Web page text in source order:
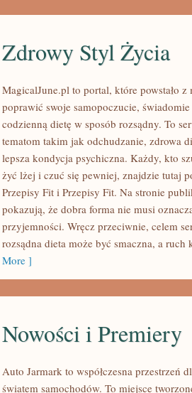
Zdrowy Styl Życia
MagicalJune.pl to portal, które powstało
poprawić swoje samopoczucie,
codzienną dietę w sposób rozsądny. To
tematom takim jak odchudzanie, zdrowa
lepsza kondycja psychiczna. Każdy, kto
żyć lżej i czuć się pewniej, znajdzie tutaj
Przepisy Fit i Przepisy Fit. Na stronie
pokazują, że dobra forma nie musi
przyjemności. Wręcz przeciwnie, celem
rozsądna dieta może być smaczna, a ruch
More ]
Nowości i Premiery
Auto Jarmark to współczesna przestrzeń
światem samochodów. To miejsce